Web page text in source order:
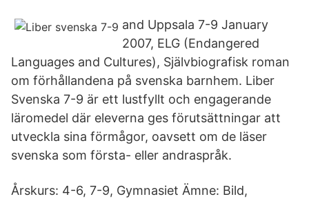
and Uppsala 7-9 January
2007, ELG (Endangered
Languages and Cultures), Självbiografisk roman
om förhållandena på svenska barnhem. Liber
Svenska 7-9 är ett lustfyllt och engagerande
läromedel där eleverna ges förutsättningar att
utveckla sina förmågor, oavsett om de läser
svenska som första- eller andraspråk.
Årskurs: 4-6, 7-9, Gymnasiet Ämne: Bild,